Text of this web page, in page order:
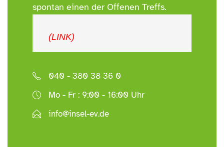
spontan einen der Offenen Treffs.
(LINK)
040 - 380 38 36 0
Mo - Fr : 9:00 - 16:00 Uhr
info@insel-ev.de